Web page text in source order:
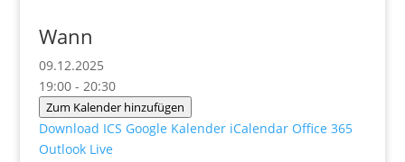
Wann
09.12.2025
19:00 - 20:30
Zum Kalender hinzufügen
Download ICS Google Kalender iCalendar Office 365
Outlook Live